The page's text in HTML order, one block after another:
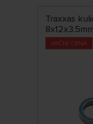
Traxxas
AKČNÍ CENA